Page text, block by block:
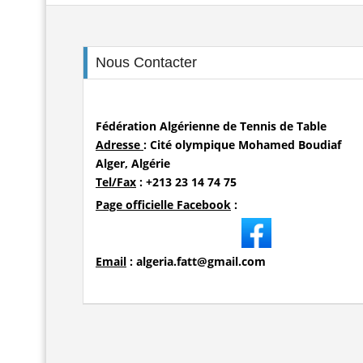
Nous Contacter
Fédération Algérienne de Tennis de Table
Adresse : Cité olympique Mohamed Boudiaf
Alger, Algérie
Tel/Fax : +213 23 14 74 75
Page officielle Facebook :
Email : algeria.fatt@gmail.com